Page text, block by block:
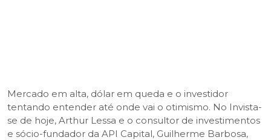
Mercado em alta, dólar em queda e o investidor
tentando entender até onde vai o otimismo. No Invista-
se de hoje, Arthur Lessa e o consultor de investimentos
e sócio-fundador da API Capital, Guilherme Barbosa,